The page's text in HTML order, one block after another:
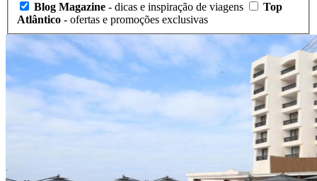
Blog Magazine - dicas e inspiração de viagens
Top
Atlântico - ofertas e promoções exclusivas